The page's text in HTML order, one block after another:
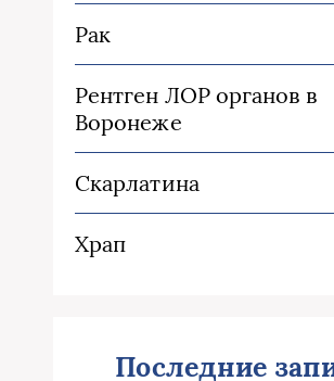
Рак
Рентген ЛОР органов в
Воронеже
Скарлатина
Храп
Последние